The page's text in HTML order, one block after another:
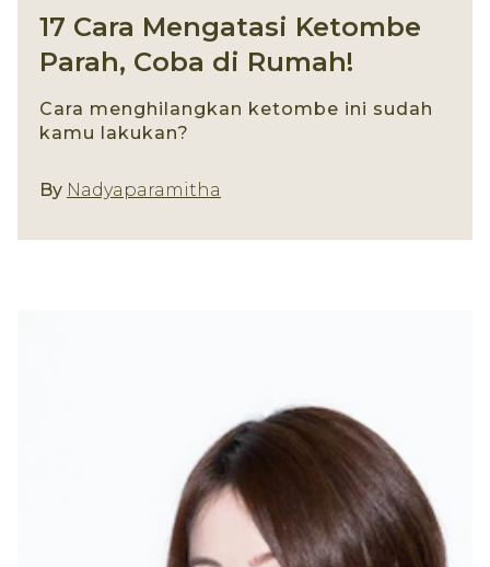
17 Cara Mengatasi Ketombe
Parah, Coba di Rumah!
Cara menghilangkan ketombe ini sudah
kamu lakukan?
By Nadyaparamitha